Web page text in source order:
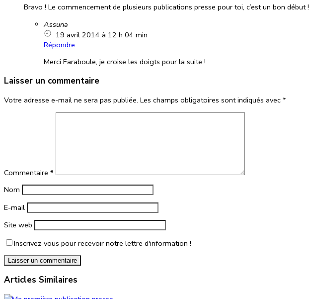
Bravo ! Le commencement de plusieurs publications presse pour toi, c’est un bon début !
Assuna
19 avril 2014 à 12 h 04 min
Répondre
Merci Faraboule, je croise les doigts pour la suite !
Laisser un commentaire
Votre adresse e-mail ne sera pas publiée. Les champs obligatoires sont indiqués avec *
Commentaire *
Nom
E-mail
Site web
Inscrivez-vous pour recevoir notre lettre d'information !
Articles Similaires